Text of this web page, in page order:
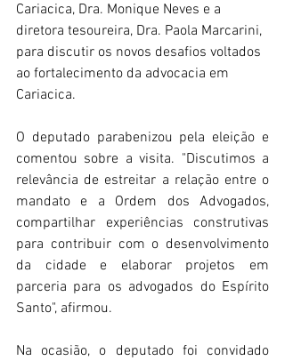
Cariacica, Dra. Monique Neves e a
diretora tesoureira, Dra. Paola Marcarini,
para discutir os novos desafios voltados
ao fortalecimento da advocacia em
Cariacica.
O deputado parabenizou pela eleição e
comentou sobre a visita. "Discutimos a
relevância de estreitar a relação entre o
mandato e a Ordem dos Advogados,
compartilhar experiências construtivas
para contribuir com o desenvolvimento
da cidade e elaborar projetos em
parceria para os advogados do Espírito
Santo", afirmou.
Na ocasião, o deputado foi convidado